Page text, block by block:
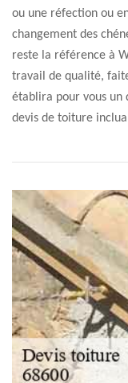
ou une réfection ou
changement des
reste la référence à
travail de qualité,
établira pour vous un
devis de toiture